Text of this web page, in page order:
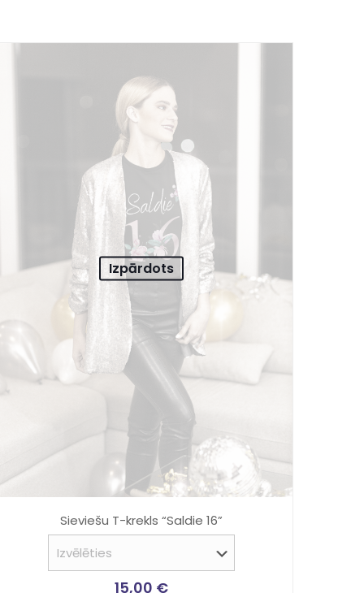
Izpārdots
Sieviešu T-krekls “Saldie 16”
15,00 €